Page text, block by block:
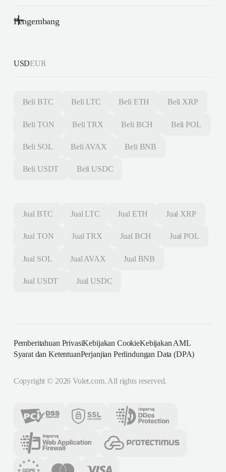
Pengembang
USDEUR
Beli BTC Beli LTC Beli ETH Beli XRP
Beli TON Beli TRX Beli BCH Beli POL
Beli SOL Beli AVAX Beli BNB
Beli USDT Beli USDC
Jual BTC Jual LTC Jual ETH Jual XRP
Jual TON Jual TRX Jual BCH Jual POL
Jual SOL Jual AVAX Jual BNB
Jual USDT Jual USDC
Pemberitahuan PrivasiKebijakan CookieKebijakan AML
Syarat dan KetentuanPerjanjian Perlindungan Data (DPA)
Copyright © 2026 Volet.com. All rights reserved.